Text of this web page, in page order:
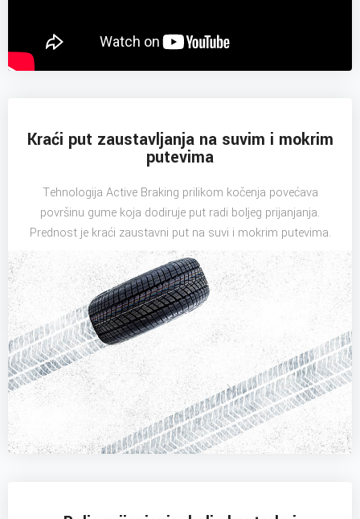
Kraći put zaustavljanja na suvim i mokrim
putevima
Tehnologija Active Braking prilikom kočenja povećava
površinu gume koja dodiruje put radi boljeg prijanjanja.
Prednost je kraći zaustavni put na suvi i mokrim putevima.